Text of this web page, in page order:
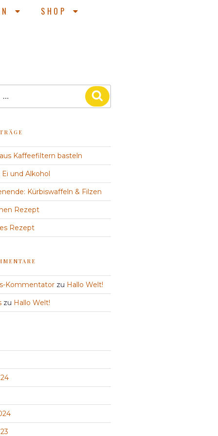
SHOP
Kaffeefiltern basteln
und Alkohol
Kürbiswaffeln & Filzen
Rezept
Rezept
Kommentatorzu Hallo Welt!
zu Hallo Welt!